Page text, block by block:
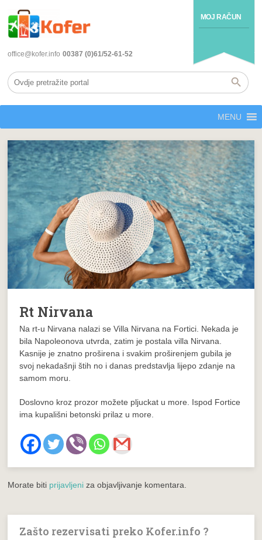
MOJ RAČUN
office@kofer.info 00387 (0)61/52-61-52
MENU
Rt Nirvana
Na rt-u Nirvana nalazi se Villa Nirvana na Fortici. Nekada je
bila Napoleonova utvrda, zatim je postala villa Nirvana.
Kasnije je znatno proširena i svakim proširenjem gubila je
svoj nekadašnji štih no i danas predstavlja lijepo zdanje na
samom moru.
Doslovno kroz prozor možete pljuckat u more. Ispod Fortice
ima kupališni betonski prilaz u more.
Morate biti prijavljeni za objavljivanje komentara.
Zašto rezervisati preko Kofer.info ?